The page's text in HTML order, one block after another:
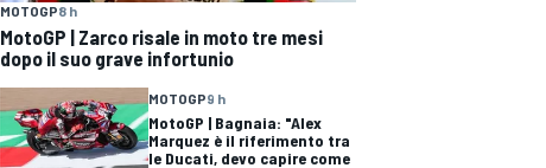
MOTOGP8 h
MotoGP | Zarco risale in moto tre mesi
dopo il suo grave infortunio
MOTOGP9 h
MotoGP | Bagnaia: "Alex
Marquez è il riferimento tra
le Ducati, devo capire come